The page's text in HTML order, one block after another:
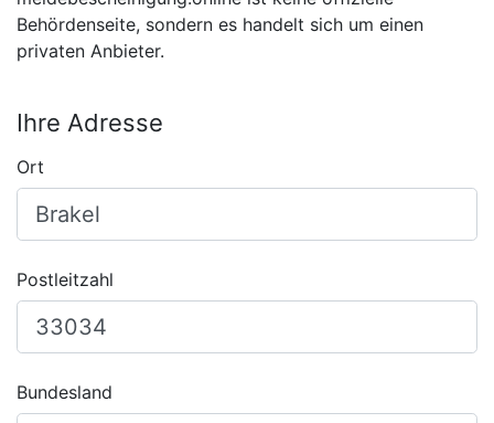
Behördenseite, sondern es handelt sich um einen
privaten Anbieter.
Ihre Adresse
Ort
Postleitzahl
Bundesland